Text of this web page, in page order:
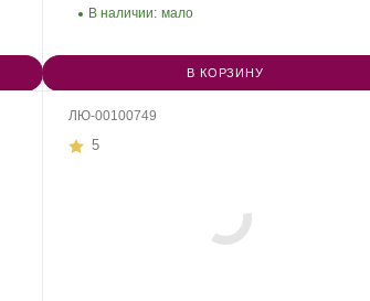
В наличии: мало
В КОРЗИНУ
ЛЮ-00100749
5